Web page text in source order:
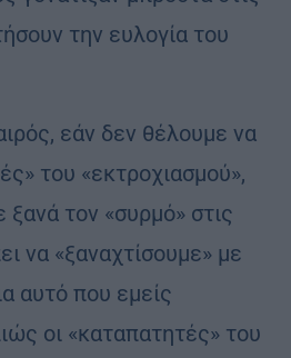
την ευλογία του
εάν δεν θέλουμε να
του «εκτροχιασμού»,
τον «συρμό» στις
να «ξαναχτίσουμε» με
αυτό που εμείς
οι «καταπατητές» του